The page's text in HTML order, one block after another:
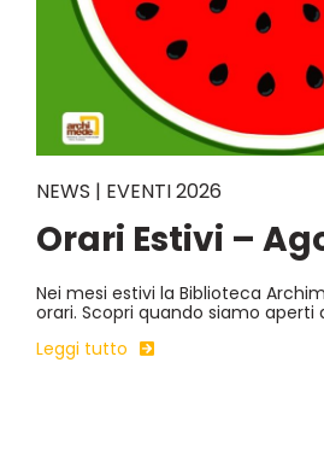
NEWS | EVENTI 2026
Orari Estivi –
Nei mesi estivi la Biblioteca
orari. Scopri quando siamo aperti
Leggi tutto